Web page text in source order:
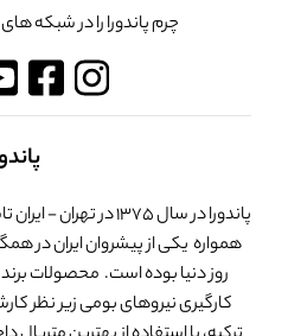
چرم پاندورا را در شبکه
پاندورا در سال 1375 در
همواره یکی از پیشروان ایران در
روز دنیا بوده است. محصولات برند
کارگیری نیروهای بومی زیر نظر